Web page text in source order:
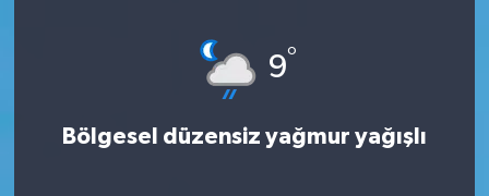
9°
Bölgesel düzensiz yağmur yağışlı